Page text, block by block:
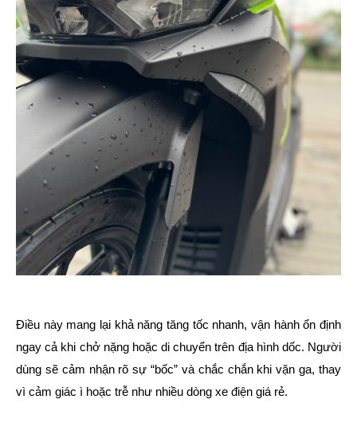
Điều này mang lại khả năng tăng tốc nhanh, vận hành ổn định
ngay cả khi chở nặng hoặc di chuyển trên địa hình dốc. Người
dùng sẽ cảm nhận rõ sự “bốc” và chắc chắn khi vặn ga, thay
vì cảm giác ì hoặc trễ như nhiều dòng xe điện giá rẻ.